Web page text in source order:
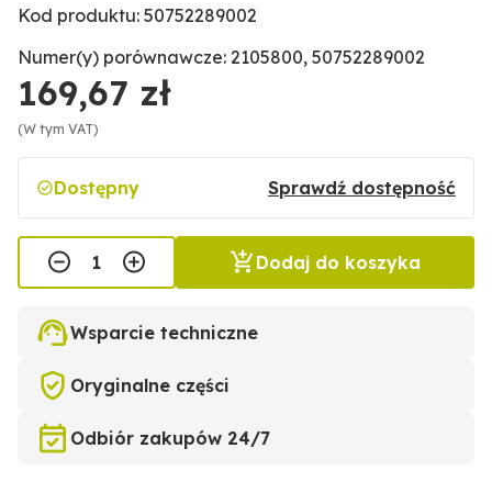
Kod produktu: 50752289002
Numer(y) porównawcze: 2105800, 50752289002
169,67 zł
(W tym VAT)
Dostępny Sprawdź dostępność
Dodaj do koszyka
Wsparcie techniczne
Oryginalne części
Odbiór zakupów 24/7